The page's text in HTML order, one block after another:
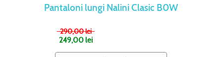
Pantaloni lungi Nalini Clasic B0W
290,00 lei
249,00 lei